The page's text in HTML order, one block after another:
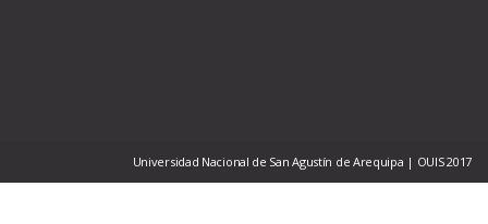
Universidad Nacional de San Agustín de Arequipa | OUIS 2017